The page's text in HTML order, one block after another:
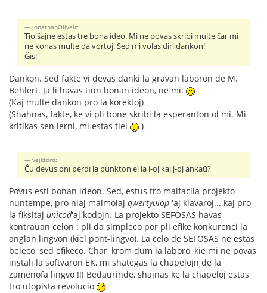
JonathanOliveir:
Tio ŝajne estas tre bona ideo. Mi ne povas skribi multe ĉar mi
ne konas multe da vortoj. Sed mi volas diri dankon!
Ĝis!
Dankon. Sed fakte vi devas danki la gravan laboron de M.
Behlert. Ja li havas tiun bonan ideon, ne mi.
(Kaj multe dankon pro la korektoj)
(Shahnas, fakte, ke vi pli bone skribi la esperanton ol mi. Mi
kritikas sen lerni, mi estas tiel
)
vejktoro:
Ĉu devus onı perdı la punkton el la i-oj kaj j-oj ankaŭ?
Povus esti bonan ideon. Sed, estus tro malfacila projekto
nuntempe, pro niaj malmolaj qwertyuiop 'aj klavaroj... kaj pro
la fiksitaj unicod'aj kodojn. La projekto SEFOSAS havas
kontrauan celon : pli da simpleco por pli efike konkurenci la
anglan lingvon (kiel pont-lingvo). La celo de SEFOSAS ne estas
beleco, sed efikeco. Char, krom dum la laboro, kie mi ne povas
instali la softvaron EK, mi shategas la chapelojn de la
zamenofa lingvo !!! Bedaurinde, shajnas ke la chapeloj estas
tro utopista revolucio